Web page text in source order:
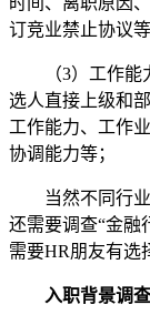
订竞业禁止协议等
（3）工作能力
选人直接上级和
工作能力、工作
协调能力等；
当然不同行业
还需要调查“金融
需要HR朋友有选
入职背景调查